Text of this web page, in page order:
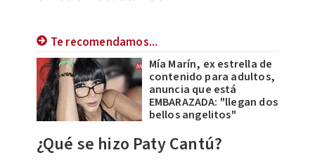
Te recomendamos...
Mía Marín, ex estrella de
contenido para adultos,
anuncia que está
EMBARAZADA: "llegan dos
bellos angelitos"
¿Qué se hizo Paty Cantú?